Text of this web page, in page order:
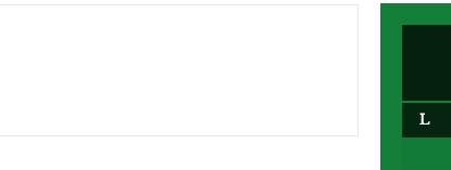
L